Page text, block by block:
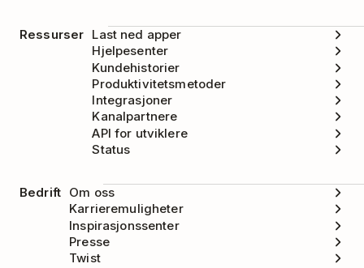
Ressurser Last ned apper
Hjelpesenter
Kundehistorier
Produktivitetsmetoder
Integrasjoner
Kanalpartnere
API for utviklere
Status
Bedrift Om oss
Karrieremuligheter
Inspirasjonssenter
Presse
Twist